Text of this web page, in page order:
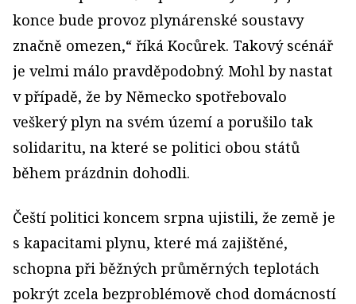
konce bude provoz plynárenské soustavy
značně omezen,“ říká Kocůrek. Takový scénář
je velmi málo pravděpodobný. Mohl by nastat
v případě, že by Německo spotřebovalo
veškerý plyn na svém území a porušilo tak
solidaritu, na které se politici obou států
během prázdnin dohodli.
Čeští politici koncem srpna ujistili, že země je
s kapacitami plynu, které má zajištěné,
schopna při běžných průměrných teplotách
pokrýt zcela bezproblémově chod domácností